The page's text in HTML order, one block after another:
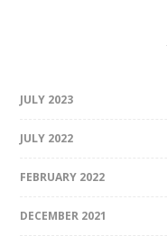
JULY 2023
JULY 2022
FEBRUARY 2022
DECEMBER 2021